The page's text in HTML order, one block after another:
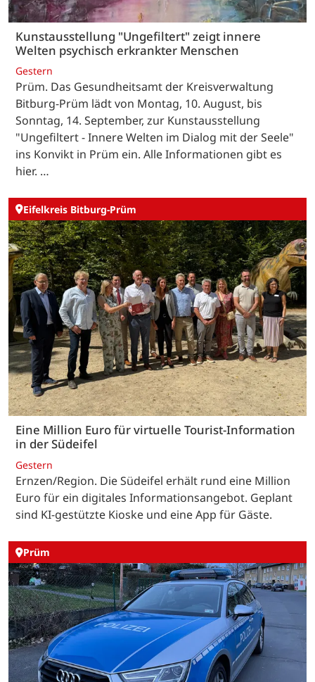
Kunstausstellung "Ungefiltert" zeigt innere
Welten psychisch erkrankter Menschen
Gestern
Prüm. Das Gesundheitsamt der Kreisverwaltung
Bitburg-Prüm lädt von Montag, 10. August, bis
Sonntag, 14. September, zur Kunstausstellung
"Ungefiltert - Innere Welten im Dialog mit der Seele"
ins Konvikt in Prüm ein. Alle Informationen gibt es
hier. …
Eifelkreis Bitburg-Prüm
Eine Million Euro für virtuelle Tourist-Information
in der Südeifel
Gestern
Ernzen/Region. Die Südeifel erhält rund eine Million
Euro für ein digitales Informationsangebot. Geplant
sind KI-gestützte Kioske und eine App für Gäste.
Prüm